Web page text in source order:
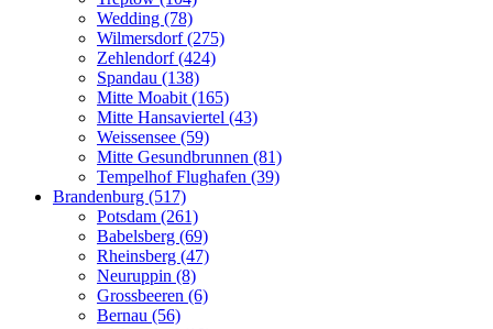
Wedding (78)
Wilmersdorf (275)
Zehlendorf (424)
Spandau (138)
Mitte Moabit (165)
Mitte Hansaviertel (43)
Weissensee (59)
Mitte Gesundbrunnen (81)
Tempelhof Flughafen (39)
Brandenburg (517)
Potsdam (261)
Babelsberg (69)
Rheinsberg (47)
Neuruppin (8)
Grossbeeren (6)
Bernau (56)